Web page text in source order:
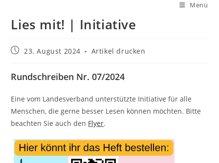
Menü
Lies mit! | Initiative
Beitrag23. August 2024 Artikel drucken
Rundschreiben Nr. 07/2024
Eine vom Landesverband unterstützte Initiative für alle
Menschen, die gerne besser Lesen können möchten. Bitte
beachten Sie auch den Flyer.